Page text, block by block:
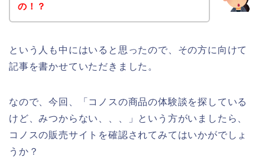
の！？
という人も中にはいると思ったので、その方に向けて
記事を書かせていただきました。
なので、今回、「コノスの商品の体験談を探している
けど、みつからない、、、」という方がいましたら、
コノスの販売サイトを確認されてみてはいかがでしょ
うか？